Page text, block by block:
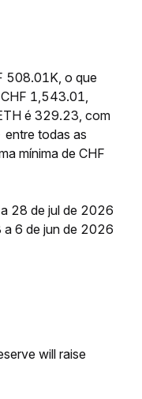
508.01K, o que
1,543.01,
é 329.23, com
todas as
mínima de CHF
28 de jul de 2026
6 de jun de 2026
will raise